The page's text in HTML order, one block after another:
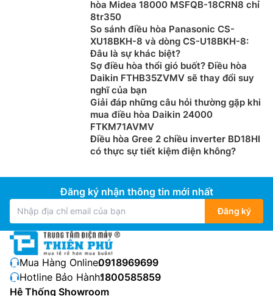
hòa Midea 18000 MSFQB-18CRN8 chỉ
8tr350
So sánh điều hòa Panasonic CS-
XU18BKH-8 và dòng CS-U18BKH-8:
Đâu là sự khác biệt?
Sợ điều hòa thổi gió buốt? Điều hòa
Daikin FTHB35ZVMV sẽ thay đổi suy
nghĩ của bạn
Giải đáp những câu hỏi thường gặp khi
mua điều hòa Daikin 24000
FTKM71AVMV
Điều hòa Gree 2 chiều inverter BD18HI
có thực sự tiết kiệm điện không?
Đăng ký nhận thông tin mới nhất
Đăng ký
Mua Hàng Online:0918969699
Hotline Bảo Hành:1800585859
Hệ Thống Showroom